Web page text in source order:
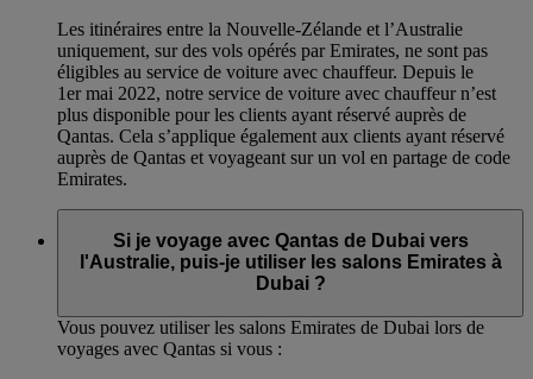
Les itinéraires entre la Nouvelle-Zélande et l’Australie
uniquement, sur des vols opérés par Emirates, ne sont pas
éligibles au service de voiture avec chauffeur. Depuis le
1er mai 2022, notre service de voiture avec chauffeur n’est
plus disponible pour les clients ayant réservé auprès de
Qantas. Cela s’applique également aux clients ayant réservé
auprès de Qantas et voyageant sur un vol en partage de code
Emirates.
Si je voyage avec Qantas de Dubai vers
l'Australie, puis-je utiliser les salons Emirates à
Dubai ?
Vous pouvez utiliser les salons Emirates de Dubai lors de
voyages avec Qantas si vous :